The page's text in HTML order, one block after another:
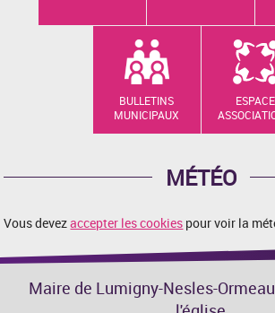
BULLETINS
MUNICIPAUX
ESPACE
MÉTÉO
Vous devezaccepter les cookies pour voir la
Maire de Lumigny-Nesles-